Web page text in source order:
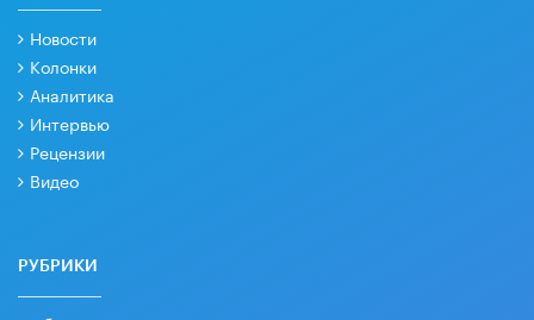
Новости
Колонки
Аналитика
Интервью
Рецензии
Видео
РУБРИКИ